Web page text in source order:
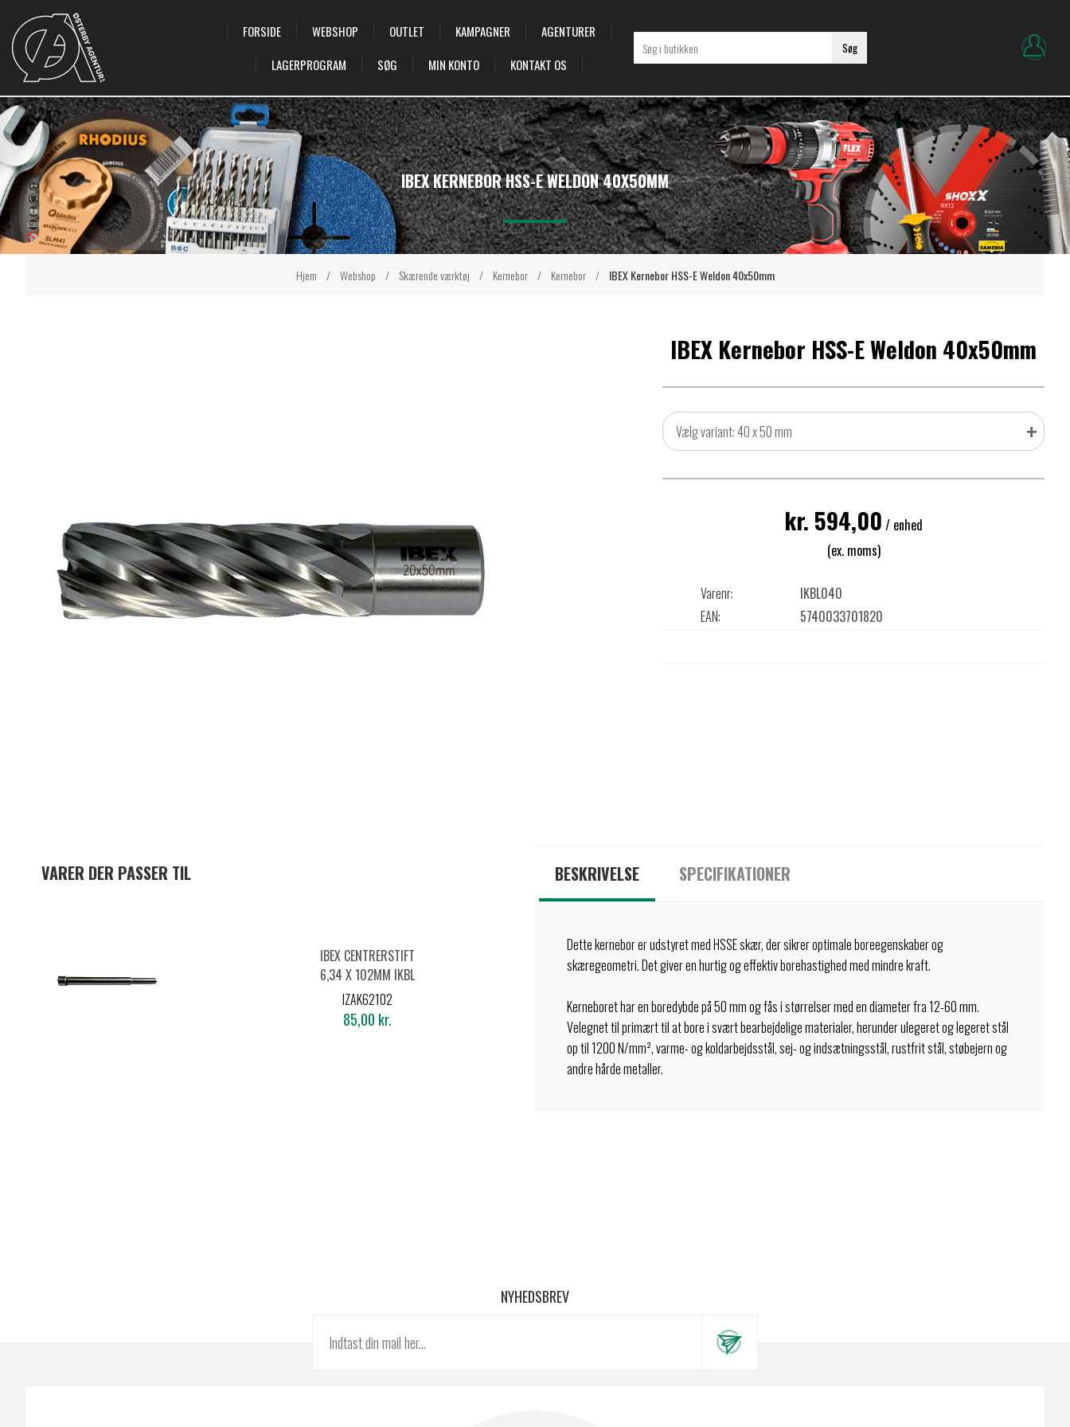
FORSIDE WEBSHOP OUTLET KAMPAGNER
AGENTURER
LAGERPROGRAM
SØG MIN KONTO KONTAKT OS
Søg
Hjem / Webshop / Skærende værktøj / Kernebor / Kernebor / IBEX Kernebor HSS-E Weldon 40x50mm
IBEX KERNEBOR HSS-E WELDON 40X50MM
IBEX Kernebor HSS-E Weldon 40x50mm
Vælg variant: 40 x 50 mm +
kr. 594,00 / enhed
(ex. moms)
Varenr:
IKBL040
EAN:
5740033701820
VARER DER PASSER TIL
IBEX CENTRERSTIFT
6,34 X 102MM IKBL
Ø12-60+IHKLN Ø12-
17MM
IZAK62102
85,00 kr.
BESKRIVELSE SPECIFIKATIONER
Dette kernebor er udstyret med HSSE skær, der sikrer optimale boreegenskaber og
skæregeometri. Det giver en hurtig og effektiv borehastighed med mindre kraft.
Kerneboret har en boredybde på 50 mm og fås i størrelser med en diameter fra 12-60 mm.
Velegnet til primært til at bore i svært bearbejdelige materialer, herunder ulegeret og legeret stål
op til 1200 N/mm², varme- og koldarbejdsstål, sej- og indsætningsstål, rustfrit stål, støbejern og
andre hårde metaller.
NYHEDSBREV